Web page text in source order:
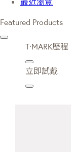
Featured Products
T·MARK歷程
立即試戴